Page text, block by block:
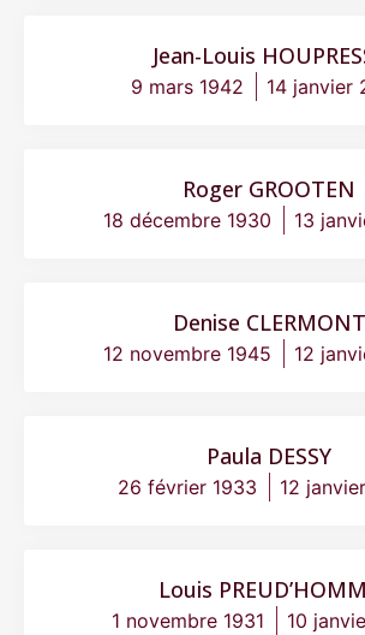
Jean-Louis
9 mars 1942 14 janvier
Roger GROOTEN
18 décembre 1930 13
Denise CLERMONT
12 novembre 1945 12
Paula DESSY
26 février 1933 12
Louis
1 novembre 1931 10